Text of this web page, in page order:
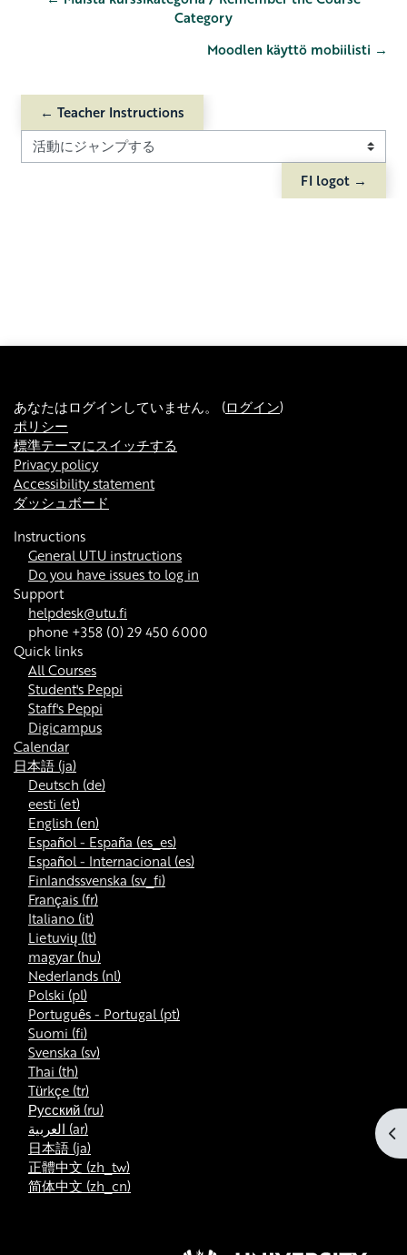
ブ
Category
Moodlen käyttö mobiilisti →
← Teacher Instructions
活動にジャンプする
FI logot →
あなたはログインしていません。 (ログイン)
ポリシー
標準テーマにスイッチする
Privacy policy
Accessibility statement
ダッシュボード
Instructions
General UTU instructions
Do you have issues to log in
Support
helpdesk@utu.fi
phone +358 (0) 29 450 6000
Quick links
All Courses
Student's Peppi
Staff's Peppi
Digicampus
Calendar
日本語 ‎(ja)‎
Deutsch ‎(de)‎
eesti ‎(et)‎
English ‎(en)‎
Español - España ‎(es_es)‎
Español - Internacional ‎(es)‎
Finlandssvenska ‎(sv_fi)‎
Français ‎(fr)‎
Italiano ‎(it)‎
Lietuvių ‎(lt)‎
magyar ‎(hu)‎
Nederlands ‎(nl)‎
Polski ‎(pl)‎
Português - Portugal ‎(pt)‎
Suomi ‎(fi)‎
Svenska ‎(sv)‎
Thai ‎(th)‎
Türkçe ‎(tr)‎
Русский ‎(ru)‎
العربية ‎(ar)‎
日本語 ‎(ja)‎
正體中文 ‎(zh_tw)‎
简体中文 ‎(zh_cn)‎